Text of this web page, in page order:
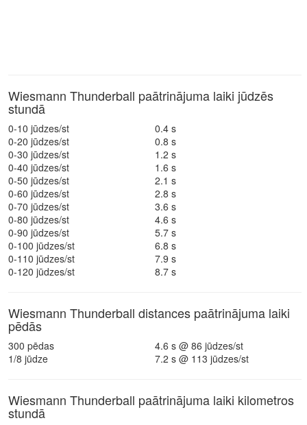
Wiesmann Thunderball paātrinājuma laiki jūdzēs
stundā
0-10 jūdzes/st
0.4 s
0-20 jūdzes/st
0.8 s
0-30 jūdzes/st
1.2 s
0-40 jūdzes/st
1.6 s
0-50 jūdzes/st
2.1 s
0-60 jūdzes/st
2.8 s
0-70 jūdzes/st
3.6 s
0-80 jūdzes/st
4.6 s
0-90 jūdzes/st
5.7 s
0-100 jūdzes/st
6.8 s
0-110 jūdzes/st
7.9 s
0-120 jūdzes/st
8.7 s
Wiesmann Thunderball distances paātrinājuma laiki
pēdās
300 pēdas
4.6 s @ 86 jūdzes/st
1/8 jūdze
7.2 s @ 113 jūdzes/st
Wiesmann Thunderball paātrinājuma laiki kilometros
stundā